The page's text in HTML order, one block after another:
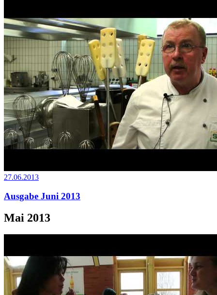
27.06.2013
Ausgabe Juni 2013
Mai 2013